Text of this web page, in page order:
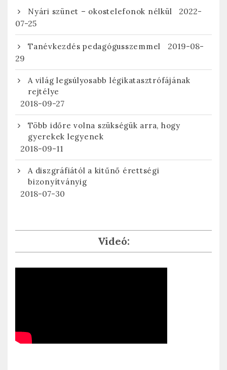
Nyári szünet – okostelefonok nélkül
2022-
07-25
Tanévkezdés pedagógusszemmel
2019-08-
29
A világ legsúlyosabb légikatasztrófájának
rejtélye
2018-09-27
Több időre volna szükségük arra, hogy
gyerekek legyenek
2018-09-11
A diszgráfiától a kitűnő érettségi
bizonyítványig
2018-07-30
Videó: